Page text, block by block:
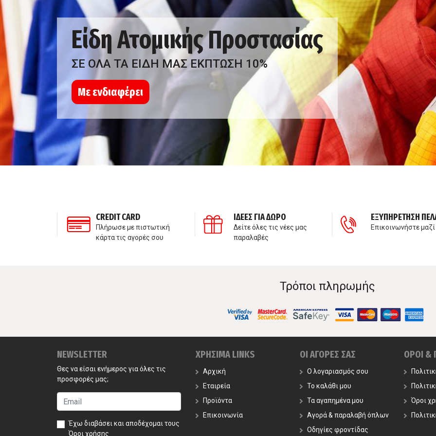
Είδη Ατομικής Προστασίας
ΣΕ ΟΛΑ ΤΑ ΕΙΔΗ ΜΑΣ ΕΚΠΤΩΣΗ 10%
Με ενδιαφέρει
CREDIT CARD
Πλήρωσε με πιστωτική
κάρτα τις αγορές σου
ΙΔΕΕΣ ΓΙΑ ΔΩΡΟ
Δείτε όλες τις νέες μας
παραλαβές
ΕΞΥΠΗΡΕΤΗΣΗ
Επικοινωνήστε
Τρόποι πληρωμής
NEWSLETTER
Θες να είσαι ενήμερος για όλες τις
προσφορές μας;
Έχω διαβάσει και αποδέχομαι τους
Όροι χρήσης
ΧΡΗΣΙΜΑ LINKS
Αρχική
Εταιρεία
Προϊόντα
Επικοινωνία
ΟΙ ΑΓΟΡΕΣ ΣΑΣ
Ο λογαριασμός σου
Το καλάθι μου
Τα αγαπημένα μου
Αγορά & παραλαβή όπλων
Οδηγίες φροντίδας
ΟΡΟΙ &
Όροι